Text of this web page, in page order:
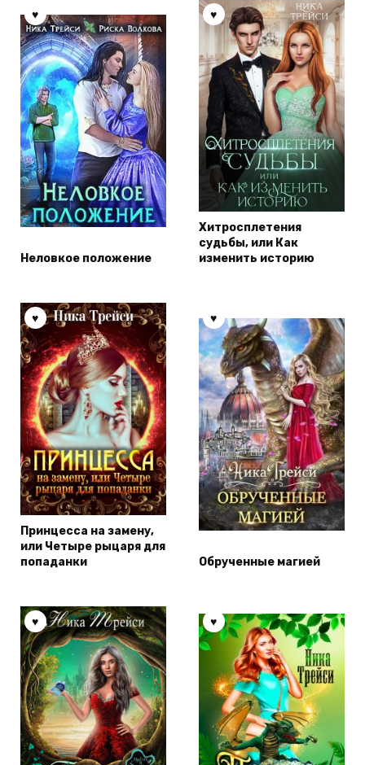
Неловкое положение
Хитросплетения
судьбы, или Как
изменить историю
Принцесса на замену,
или Четыре рыцаря для
попаданки
Обрученные магией